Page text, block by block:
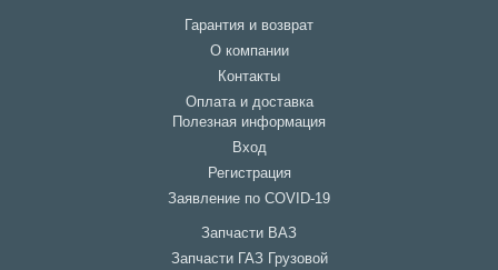
Гарантия и возврат
О компании
Контакты
Оплата и доставка
Полезная информация
Вход
Регистрация
Заявление по COVID-19
Запчасти ВАЗ
Запчасти ГАЗ Грузовой